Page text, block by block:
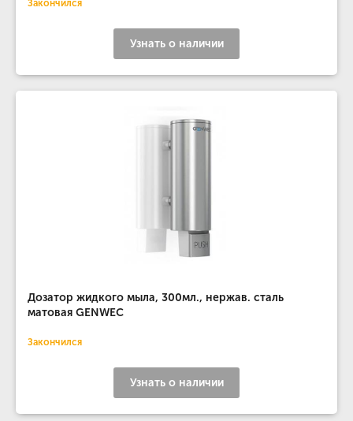
Закончился
Узнать о наличии
Дозатор жидкого мыла, 300мл., нержав. сталь
матовая GENWEC
Закончился
Узнать о наличии